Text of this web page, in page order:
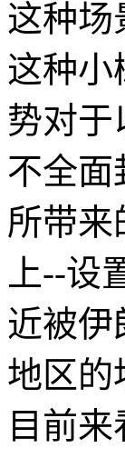
这种场
这种小
势对于
不全面
所带来
上--
近被伊
地区的
目前